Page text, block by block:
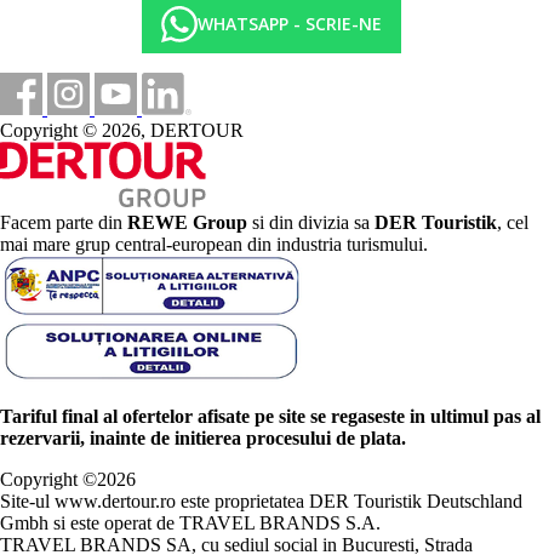
WHATSAPP - SCRIE-NE
Copyright © 2026, DERTOUR
Facem parte din REWE Group si din divizia sa DER Touristik, cel
mai mare grup central-european din industria turismului.
Tariful final al ofertelor afisate pe site se regaseste in ultimul pas al
rezervarii, inainte de initierea procesului de plata.
Copyright ©2026
Site-ul www.dertour.ro este proprietatea DER Touristik Deutschland
Gmbh si este operat de TRAVEL BRANDS S.A.
TRAVEL BRANDS SA, cu sediul social in Bucuresti, Strada